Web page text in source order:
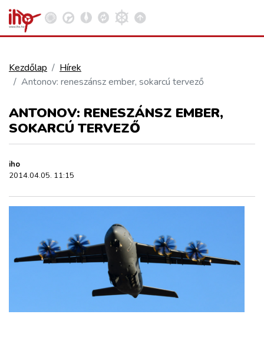
VASÚT
KÖZÚT
REPÜLÉS
KÖZLEKEDÉSFEJLESZTÉS
ELLÁTÁSI LÁNC
ZÖLDÚT
Kosár megtekintése
Kezdőlap
Hírek
Antonov: reneszánsz ember, sokarcú tervező
ANTONOV: RENESZÁNSZ EMBER,
SOKARCÚ TERVEZŐ
iho
2014.04.05. 11:15